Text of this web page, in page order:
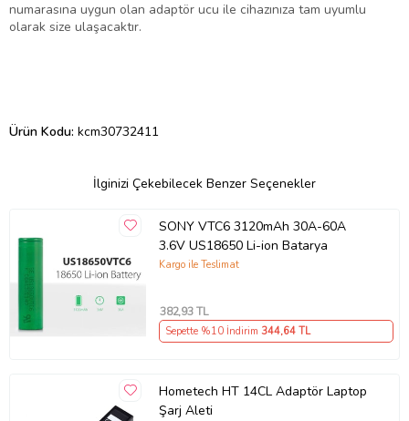
numarasına uygun olan adaptör ucu ile cihazınıza tam uyumlu
olarak size ulaşacaktır.
Ürün Kodu: kcm30732411
İlginizi Çekebilecek Benzer Seçenekler
SONY VTC6 3120mAh 30A-60A
3.6V US18650 Li-ion Batarya
Kargo ile Teslimat
382,93 TL
Sepette %10 İndirim 344,64 TL
Hometech HT 14CL Adaptör Laptop
Şarj Aleti